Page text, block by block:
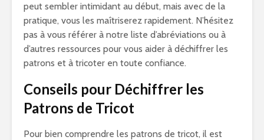
peut sembler intimidant au début, mais avec de la
pratique, vous les maîtriserez rapidement. N’hésitez
pas à vous référer à notre liste d’abréviations ou à
d’autres ressources pour vous aider à déchiffrer les
patrons et à tricoter en toute confiance.
Conseils pour Déchiffrer les
Patrons de Tricot
Pour bien comprendre les patrons de tricot, il est